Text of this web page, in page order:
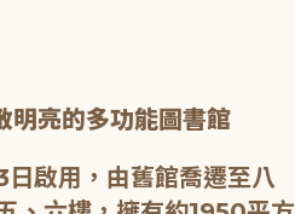
明亮的多功能圖書館
啟用，由舊館喬遷至八